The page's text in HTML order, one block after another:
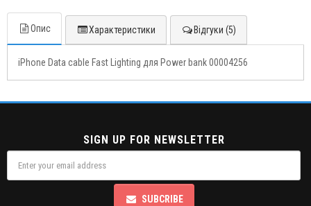
Опис Характеристики Відгуки (5)
iPhone Data cable Fast Lighting для Power bank 00004256
SIGN UP FOR NEWSLETTER
SUBCRIBE